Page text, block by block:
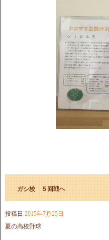
ガシ校 ５回戦へ
投稿日 2015年7月25日
夏の高校野球